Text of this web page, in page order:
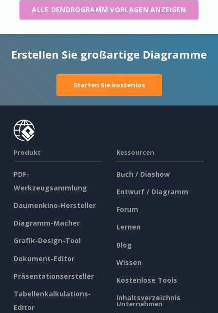
ALLE DENDROGRAMM VORLAGEN ANZEIGEN
Erstellen Sie großartige Diagramme
Starten Sie kostenlos
Produkt
PDF-
Werkzeugsammlung
Daumenkino-Hersteller
Diagramm-Macher
Grafik-Design-Tool
Dokument-Editor
Präsentationsersteller
Tabellenkalkulations-
Editor
Ressourcen
Buch / Diashow
Entwurf / Diagramm
Forum
Lernen
Blog
Wissen
Kostenlose Tools
Inhaltsverzeichnis
Unternehmen